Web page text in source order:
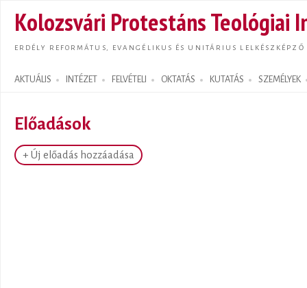
Kolozsvári Protestáns Teológiai
ERDÉLY REFORMÁTUS, EVANGÉLIKUS ÉS UNITÁRIUS LELKÉSZKÉPZŐ
AKTUÁLIS INTÉZET FELVÉTELI OKTATÁS KUTATÁS SZEMÉLYEK
Search form
Előadások
+ Új előadás hozzáadása